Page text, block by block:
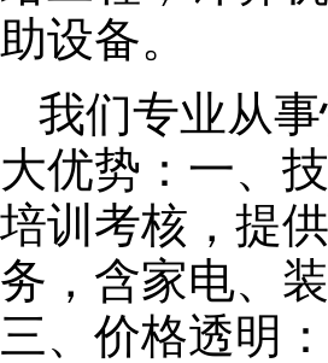
助设备。
我们专业从
大优势：一、
培训考核，提
务，含家电、
三、价格透明